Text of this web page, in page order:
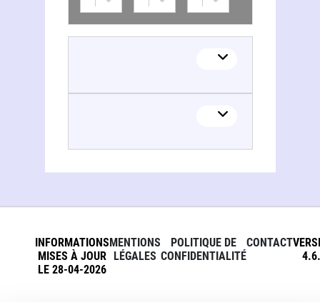
INFORMATIONS
MISES À JOUR
LE 28-04-2026
MENTIONS
LÉGALES
POLITIQUE DE
CONFIDENTIALITÉ
CONTACT